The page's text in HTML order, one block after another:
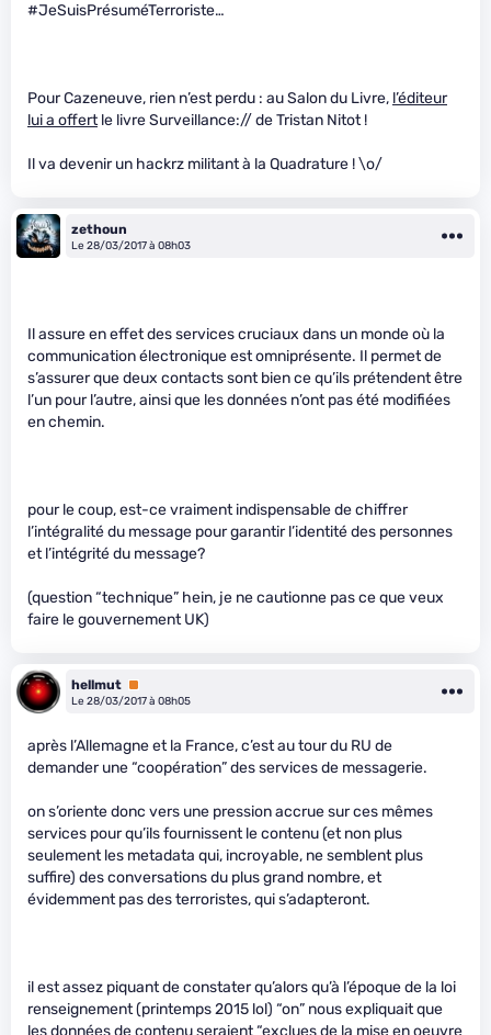
#JeSuisPrésuméTerroriste…
Pour Cazeneuve, rien n’est perdu : au Salon du Livre, l’éditeur
lui a offertle livre Surveillance:// de Tristan Nitot !
Il va devenir un hackrz militant à la Quadrature ! \o/
zethoun
Le 28/03/2017 à 08h03
Il assure en effet des services cruciaux dans un monde où la
communication électronique est omniprésente. Il permet de
s’assurer que deux contacts sont bien ce qu’ils prétendent être
l’un pour l’autre, ainsi que les données n’ont pas été modifiées
en chemin.
pour le coup, est-ce vraiment indispensable de chiffrer
l’intégralité du message pour garantir l’identité des personnes
et l’intégrité du message?
(question “technique” hein, je ne cautionne pas ce que veux
faire le gouvernement UK)
hellmut Premium
Le 28/03/2017 à 08h05
après l’Allemagne et la France, c’est au tour du RU de
demander une “coopération” des services de messagerie.
on s’oriente donc vers une pression accrue sur ces mêmes
services pour qu’ils fournissent le contenu (et non plus
seulement les metadata qui, incroyable, ne semblent plus
suffire) des conversations du plus grand nombre, et
évidemment pas des terroristes, qui s’adapteront.
il est assez piquant de constater qu’alors qu’à l’époque de la loi
renseignement (printemps 2015 lol) “on” nous expliquait que